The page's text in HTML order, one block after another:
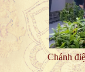
Chánh